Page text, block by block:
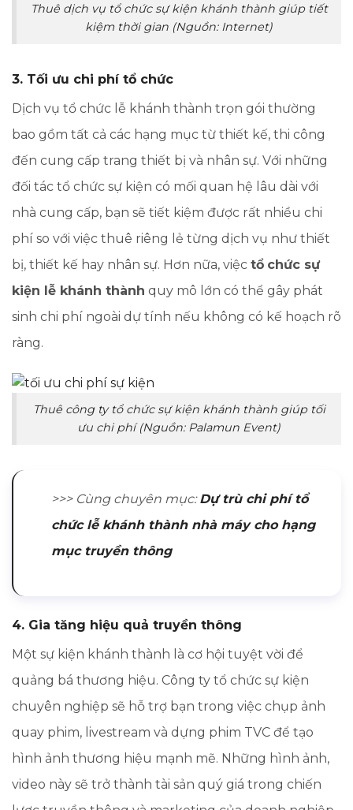
Thuê dịch vụ tổ chức sự kiện khánh thành giúp tiết
kiệm thời gian (Nguồn: Internet)
3. Tối ưu chi phí tổ chức
Dịch vụ tổ chức lễ khánh thành trọn gói thường
bao gồm tất cả các hạng mục từ thiết kế, thi công
đến cung cấp trang thiết bị và nhân sự. Với những
đối tác tổ chức sự kiện có mối quan hệ lâu dài với
nhà cung cấp, bạn sẽ tiết kiệm được rất nhiều chi
phí so với việc thuê riêng lẻ từng dịch vụ như thiết
bị, thiết kế hay nhân sự. Hơn nữa, việc tổ chức sự
kiện lễ khánh thành quy mô lớn có thể gây phát
sinh chi phí ngoài dự tính nếu không có kế hoạch rõ
ràng.
Thuê công ty tổ chức sự kiện khánh thành giúp tối
ưu chi phí (Nguồn: Palamun Event)
>>> Cùng chuyên mục:Dự trù chi phí tổ
chức lễ khánh thành nhà máy cho hạng
mục truyền thông
4. Gia tăng hiệu quả truyền thông
Một sự kiện khánh thành là cơ hội tuyệt vời để
quảng bá thương hiệu. Công ty tổ chức sự kiện
chuyên nghiệp sẽ hỗ trợ bạn trong việc chụp ảnh
quay phim, livestream và dựng phim TVC để tạo
hình ảnh thương hiệu mạnh mẽ. Những hình ảnh,
video này sẽ trở thành tài sản quý giá trong chiến